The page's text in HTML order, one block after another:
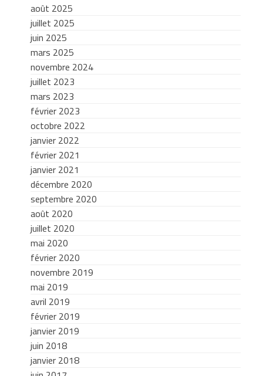
août 2025
juillet 2025
juin 2025
mars 2025
novembre 2024
juillet 2023
mars 2023
février 2023
octobre 2022
janvier 2022
février 2021
janvier 2021
décembre 2020
septembre 2020
août 2020
juillet 2020
mai 2020
février 2020
novembre 2019
mai 2019
avril 2019
février 2019
janvier 2019
juin 2018
janvier 2018